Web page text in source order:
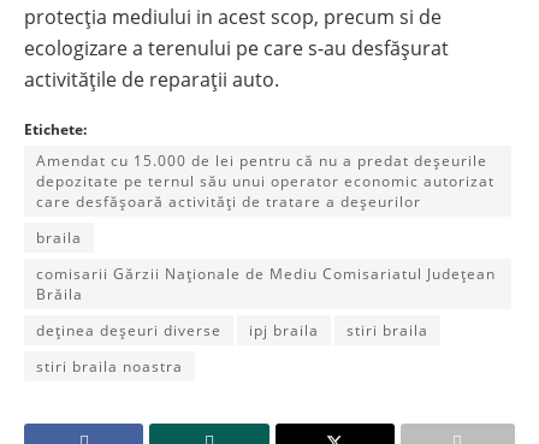
protecția mediului in acest scop, precum si de
ecologizare a terenului pe care s-au desfășurat
activitățile de reparații auto.
Etichete:
Amendat cu 15.000 de lei pentru că nu a predat deșeurile
depozitate pe ternul său unui operator economic autorizat
care desfășoară activități de tratare a deșeurilor
braila
comisarii Gărzii Naționale de Mediu Comisariatul Județean
Brăila
deținea deșeuri diverse
ipj braila
stiri braila
stiri braila noastra